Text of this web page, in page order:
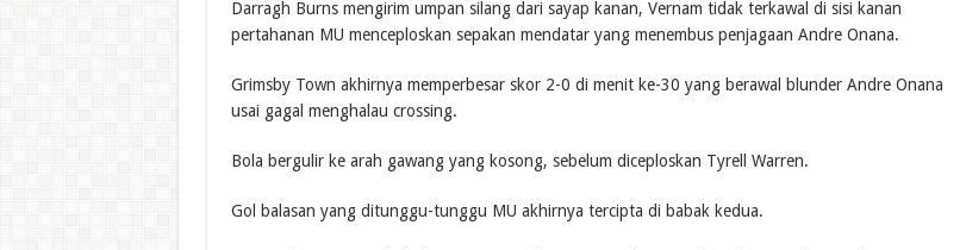
Darragh Burns mengirim umpan silang dari sayap kanan, Vernam tidak terkawal di sisi kanan
pertahanan MU menceploskan sepakan mendatar yang menembus penjagaan Andre Onana.
Grimsby Town akhirnya memperbesar skor 2-0 di menit ke-30 yang berawal blunder Andre Onana
usai gagal menghalau crossing.
Bola bergulir ke arah gawang yang kosong, sebelum diceploskan Tyrell Warren.
Gol balasan yang ditunggu-tunggu MU akhirnya tercipta di babak kedua.